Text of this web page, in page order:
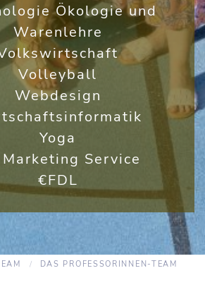
Ökologie und
Warenlehre
Volleyball
Webdesign
Yoga
Service
€FDL
DAS PROFESSORINNEN-TEAM